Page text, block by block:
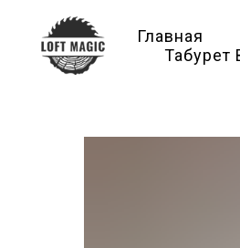
Главная
Табурет